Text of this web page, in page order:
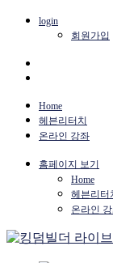
login
회원가입
Home
헤븐리터치
온라인 강좌
홈페이지 보기
Home
헤븐리터
온라인